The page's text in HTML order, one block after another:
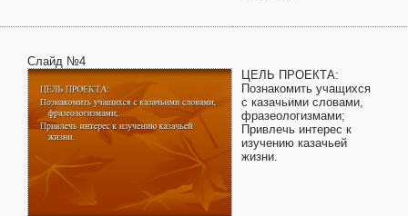
Слайд №4
ЦЕЛЬ ПРОЕКТА:
Познакомить учащихся
с казачьими словами,
фразеологизмами;
Привлечь интерес к
изучению казачьей
жизни.